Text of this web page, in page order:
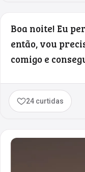
Boa noite! Eu
então, vou
comigo e
24 curtidas